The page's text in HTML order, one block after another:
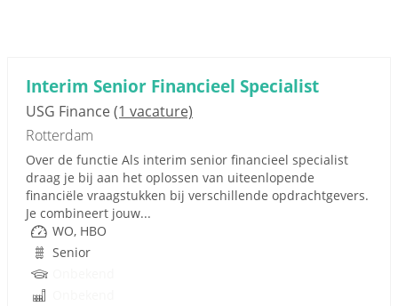
Interim Senior Financieel Specialist
USG Finance(1 vacature)
Rotterdam
Over de functie Als interim senior financieel specialist
draag je bij aan het oplossen van uiteenlopende
financiële vraagstukken bij verschillende opdrachtgevers.
Je combineert jouw...
WO, HBO
Senior